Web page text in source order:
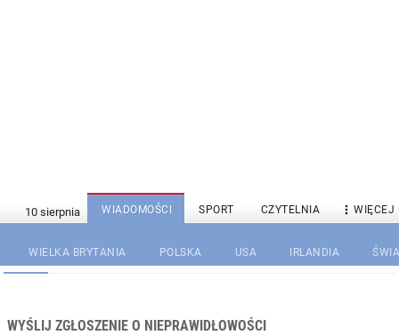
WIADOMOŚCI SPORT CZYTELNIA  WIĘCEJ
WIELKA BRYTANIA POLSKA USA IRLANDIA
WYŚLIJ ZGŁOSZENIE O NIEPRAWIDŁOWOŚCI